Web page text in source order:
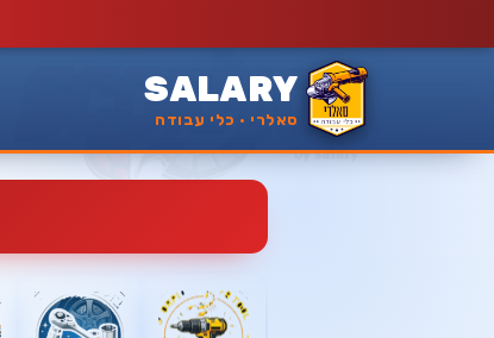
SALARY
סאלרי · כלי עבודה